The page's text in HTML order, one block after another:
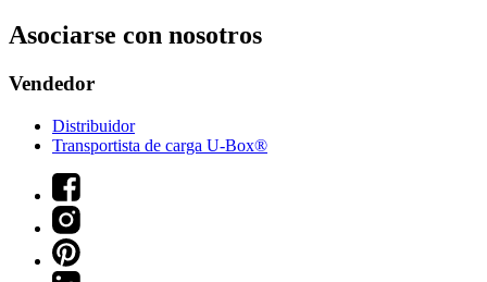
Asociarse con nosotros
Vendedor
Distribuidor
Transportista de carga U-Box®